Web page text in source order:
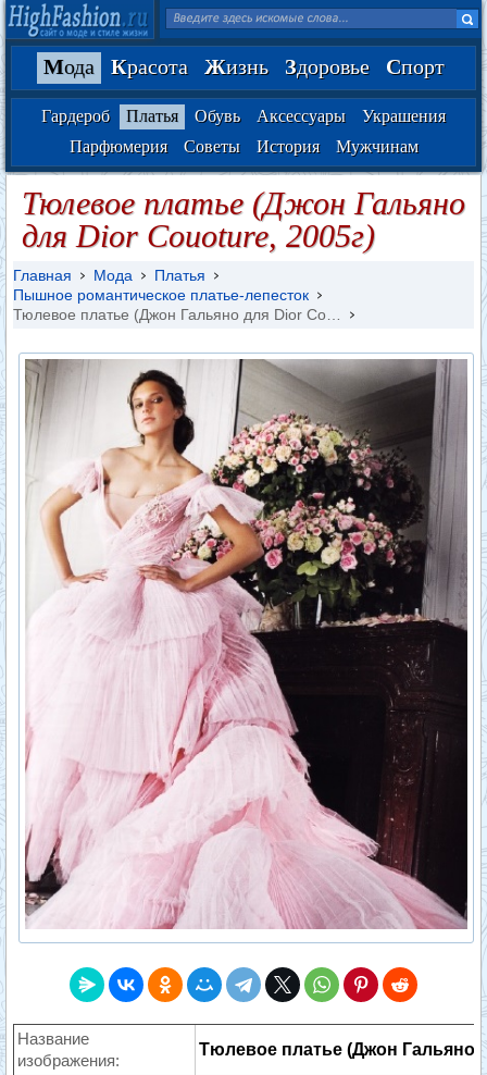
Мода Красота Жизнь Здоровье Спорт
Гардероб Платья Обувь Аксессуары
Украшения
Парфюмерия
Советы История Мужчинам
Тюлевое платье (Джон Гальяно
для Dior Couoture, 2005г)
Главная Мода
Платья
Пышное романтическое платье-лепесток
Тюлевое платье (Джон Гальяно для Dior Co…
Название
изображения:
Тюлевое платье (Джон Гальяно